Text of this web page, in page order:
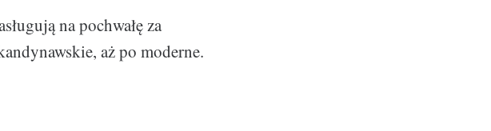
na pochwałę za
aż po moderne.